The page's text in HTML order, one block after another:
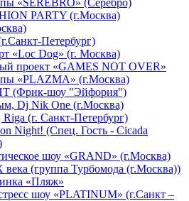
«SEREBRO» (Серебро)
PARTY (г.Москва)
Петербург)
«Loc Dog» (г. Москва)
проект «GAMES NOT OVER»
«PLAZMA» (г.Москва)
(Фрик-шоу "Эйфория")
Dj Nik One (г.Москва)
(г. Санкт-Петербург)
Night! (Спец. Гость - Cicada
шоу «GRAND» (г.Москва)
века (группа Турбомода (г.Москва))
«Пляж»
шоу «PLATINUM» (г.Санкт –